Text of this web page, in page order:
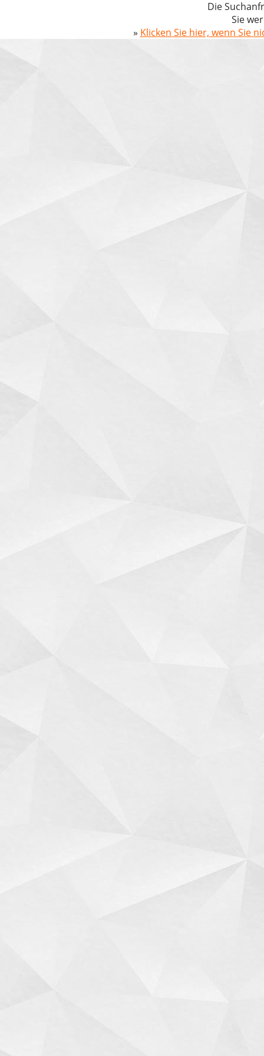
Die
Sie
» Klicken Sie hier, wenn Sie